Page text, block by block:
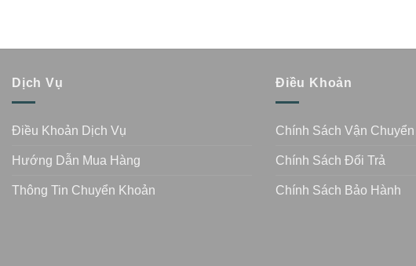
Dịch Vụ
Điều Khoản Dịch Vụ
Hướng Dẫn Mua Hàng
Thông Tin Chuyển Khoản
Điều Khoản
Chính Sách Vận Chuyển
Chính Sách Đổi Trả
Chính Sách Bảo Hành